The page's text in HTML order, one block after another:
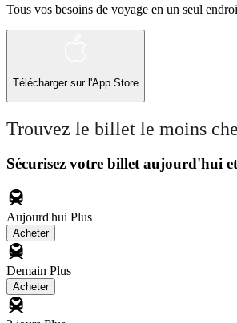
Tous vos besoins de voyage en un seul
Télécharger sur l'App Store
Trouvez le billet le moins
Sécurisez votre billet aujourd'hui
Aujourd'hui Plus
Acheter
Demain Plus
Acheter